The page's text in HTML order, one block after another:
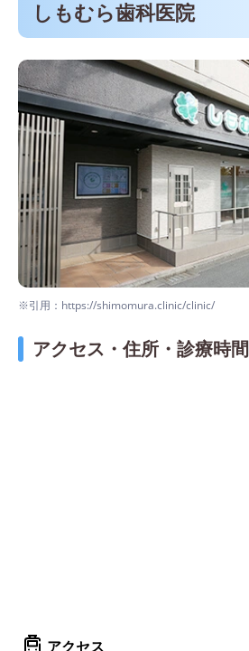
しもむら歯科医院
※引用：https://shimomura.clinic/clinic/
アクセス・住所・診療時間
アクセス